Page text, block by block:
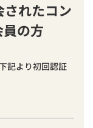
れたコン
の方
記より初回認証